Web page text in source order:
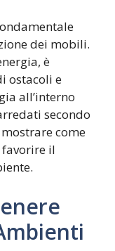
dei mobili.
è
ostacoli e
all’interno
secondo
come
il